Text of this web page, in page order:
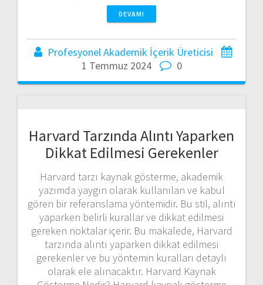
DEVAMI
Profesyonel Akademik İçerik Üreticisi
1 Temmuz 2024
0
Harvard Tarzında Alıntı Yaparken
Dikkat Edilmesi Gerekenler
Harvard tarzı kaynak gösterme, akademik
yazımda yaygın olarak kullanılan ve kabul
gören bir referanslama yöntemidir. Bu stil, alıntı
yaparken belirli kurallar ve dikkat edilmesi
gereken noktalar içerir. Bu makalede, Harvard
tarzında alıntı yaparken dikkat edilmesi
gerekenler ve bu yöntemin kuralları detaylı
olarak ele alınacaktır. Harvard Kaynak